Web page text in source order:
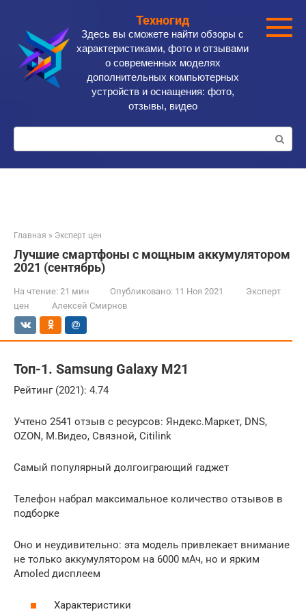
контенту
Техногид
Здесь вы сможете найти обзоры с
характеристиками, фото и отзывами
о современных моделях
дополнительных компьютерных
устройств и оснащения: фото,
отзывы, видео
Поиск:
Главная » Эксперт цен
Лучшие смартфоны с мощным аккумулятором
2021 (сентябрь)
На чтение: 21 мин Опубликовано: 11 Ноя 2021
Эксперт
цен
Алексей Смирнов
Топ-1. Samsung Galaxy M21
Рейтинг (2021): 4.74
Учтено 2541 отзыв с ресурсов: Яндекс.Маркет, DNS,
OZON, М.Видео, Связной, Citilink
Самый популярный долгоиграющий гаджет
Телефон набрал максимальное количество отзывов в
подборке
Оно и неудивительно: эта модель привлекает внимание
не только аккумулятором на 6000 мАч, но и ярким
Amoled дисплеем
Характеристики